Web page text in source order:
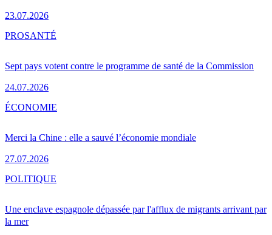
23.07.2026
Sept pays votent contre le programme de santé de la Commission
24.07.2026
PROSANTÉ
Merci la Chine : elle a sauvé l’économie mondiale
27.07.2026
ÉCONOMIE
Une enclave espagnole dépassée par l'afflux de migrants arrivant par
la mer
POLITIQUE